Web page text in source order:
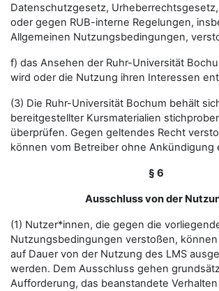
Datenschutzgesetz,
oder gegen RUB-interne Regelungen,
Allgemeinen Nutzungsbedingungen,
f) das Ansehen der Ruhr-Universität
wird oder die Nutzung ihren Interessen
(3) Die Ruhr-Universität Bochum behält
bereitgestellter Kursmaterialien
überprüfen. Gegen geltendes Recht
können vom Betreiber ohne Ankündigung
§ 6
Ausschluss von der
(1) Nutzer*innen, die gegen die
Nutzungsbedingungen verstoßen,
auf Dauer von der Nutzung des LMS
werden. Dem Ausschluss gehen
Aufforderung, das beanstandete